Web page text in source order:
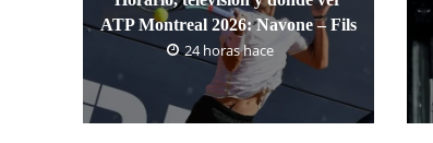
ATP Montreal 2026: Navone – Fils
24 horas hace